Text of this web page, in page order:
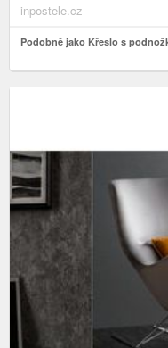
inpostele.cz
Podobně jako Křeslo s